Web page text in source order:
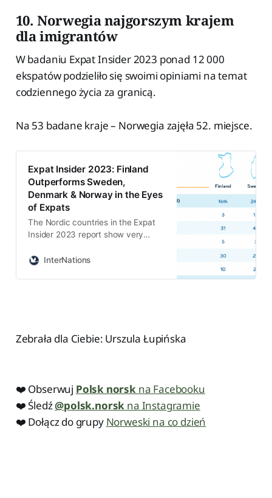
10. Norwegia najgorszym krajem
dla imigrantów
W badaniu Expat Insider 2023 ponad 12 000
ekspatów podzieliło się swoimi opiniami na temat
codziennego życia za granicą.
Na 53 badane kraje – Norwegia zajęła 52. miejsce.
Expat Insider 2023: Finland
Outperforms Sweden,
Denmark & Norway in the Eyes
of Expats
The Nordic countries in the Expat
Insider 2023 report show very
for Finland to Norway ranking
InterNations
Zebrała dla Ciebie: Urszula Łupińska
❤️ Obserwuj Polsk norskna Facebooku
❤️ Śledź@polsk.norsk na Instagramie
❤️ Dołącz do grupy Norweski na co dzień